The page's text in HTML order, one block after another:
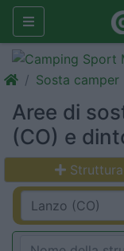
Sosta camper
Aree di
(CO) e
Struttura